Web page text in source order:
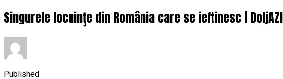
Singurele locuinţe din România care se ieftinesc | DoljAZI
Published